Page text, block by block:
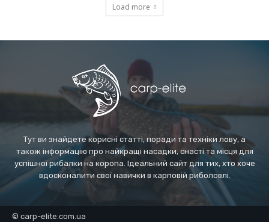
Load more
Тут ви знайдете корисні статті, поради та техніки лову, а
також інформацію про найкращі насадки, снасті та місця для
успішної рибалки на коропа. Ідеальний сайт для тих, хто хоче
вдосконалити свої навички в карповій риболовлі.
© carp-elite.com.ua